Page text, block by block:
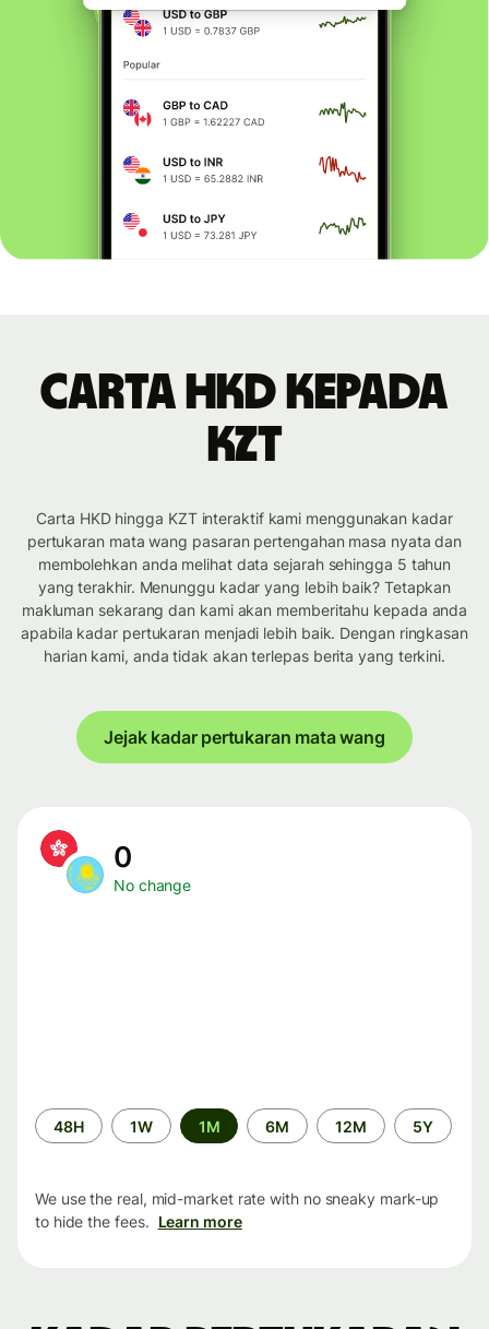
Carta HKD kepada
KZT
Carta HKD hingga KZT interaktif kami menggunakan kadar
pertukaran mata wang pasaran pertengahan masa nyata dan
membolehkan anda melihat data sejarah sehingga 5 tahun
yang terakhir. Menunggu kadar yang lebih baik? Tetapkan
makluman sekarang dan kami akan memberitahu kepada anda
apabila kadar pertukaran menjadi lebih baik. Dengan ringkasan
harian kami, anda tidak akan terlepas berita yang terkini.
Jejak kadar pertukaran mata wang
0
No change
Time
period
48H 1W 1M 6M 12M 5Y
We use the real, mid-market rate with no sneaky mark-up
to hide the fees. Learn more